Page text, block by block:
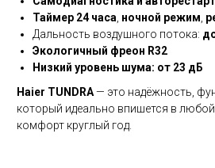
Таймер 24 часа, ночной режим,
Дальность воздушного потока:
Экологичный фреон R32
Низкий уровень шума: от 23 дБ
Haier TUNDRA— это надёжность,
который идеально впишется в
комфорт круглый год.